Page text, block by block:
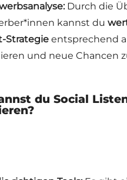
Durch die
kannst du
Strategie entsprechend
und neue Chancen
du Social